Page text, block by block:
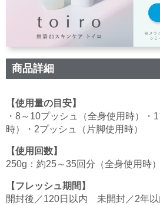
商品詳細
【使用量の目安】
・8～10プッシュ（全身使用時）・
時）・2プッシュ（片脚使用時）
【使用回数】
250g：約25～35回分（全身使用時）
【フレッシュ期間】
開封後／120日以内 未開封／2年以